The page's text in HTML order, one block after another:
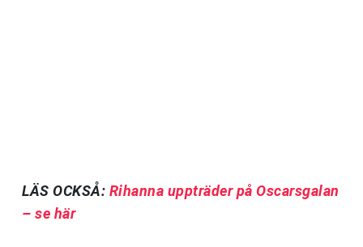
LÄS OCKSÅ: Rihanna uppträder på Oscarsgalan
– se här